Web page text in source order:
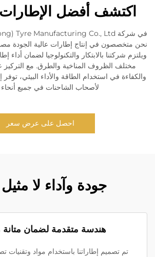
اكتشف أفضل
نحن متخصصون في إنتاج إطارات عالية الجودة
ويلتزم شركتنا بالابتكار والتكنولوجيا لضمان أداء
مختلف الظروف المناخية والطرق. مع التركيز
والكفاءة في استخدام الطاقة والأداء البيئي، توفر
لأصحاب الشاحنات في جميع أنحاء
احصل على عرض سعر
جودة وآداء لا
هندسة متقدمة لضمان متانة
تم تصميم إطاراتنا باستخدام مواد وتقنيات